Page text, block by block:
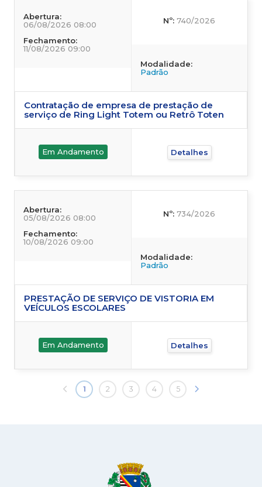
Abertura:
06/08/2026 08:00
Fechamento:
11/08/2026 09:00
Nº:740/2026
Modalidade:
Padrão
Contratação de empresa de prestação de
serviço de Ring Light Totem ou Retrô Toten
Em Andamento Detalhes
Abertura:
05/08/2026 08:00
Fechamento:
10/08/2026 09:00
Nº:734/2026
Modalidade:
Padrão
PRESTAÇÃO DE SERVIÇO DE VISTORIA EM
VEÍCULOS ESCOLARES
Em Andamento Detalhes
1 2 3 4 5